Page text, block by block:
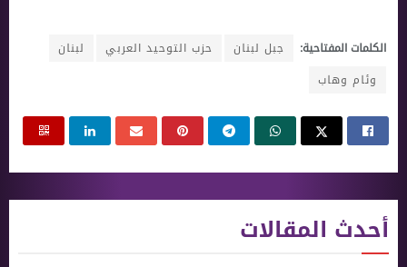
الكلمات المفتاحية: جبل لبنان حزب التوحيد العربي
لبنان
وئام وهاب
أحدث المقالات